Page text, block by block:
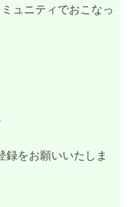
ュニティでおこなっ
録をお願いいたしま